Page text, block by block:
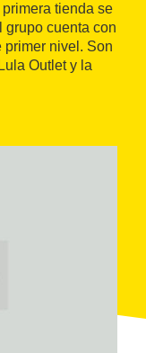
tienda se
grupo cuenta con
primer nivel. Son
Outlet y la